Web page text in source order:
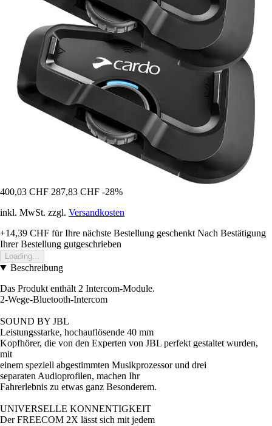
400,03 CHF 287,83 CHF -28%
inkl. MwSt. zzgl. Versandkosten
+14,39 CHF für Ihre nächste Bestellung geschenkt Nach Bestätigung
Ihrer Bestellung gutgeschrieben
Loading...
Beschreibung
Das Produkt enthält 2 Intercom-Module.
2-Wege-Bluetooth-Intercom
SOUND BY JBL
Leistungsstarke, hochauflösende 40 mm
Kopfhörer, die von den Experten von JBL perfekt gestaltet wurden,
mit
einem speziell abgestimmten Musikprozessor und drei
separaten Audioprofilen, machen Ihr
Fahrerlebnis zu etwas ganz Besonderem.
UNIVERSELLE KONNENTIGKEIT
Der FREECOM 2X lässt sich mit jedem